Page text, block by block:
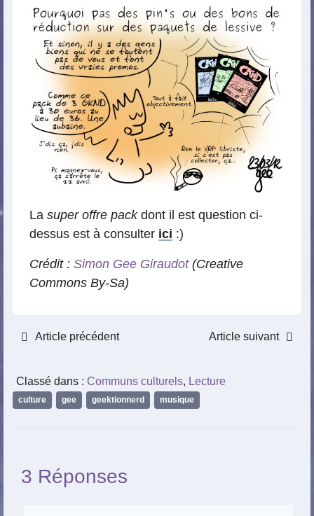
La super offre packdont il est question ci-
dessus est à consulter ici :)
Crédit : Simon Gee Giraudot(Creative
Commons By-Sa)
Article précédent Article suivant
Classé dans : Communs culturels, Lecture
culture gee geektionnerd musique
3 Réponses